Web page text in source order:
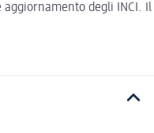
degli INCI. Il